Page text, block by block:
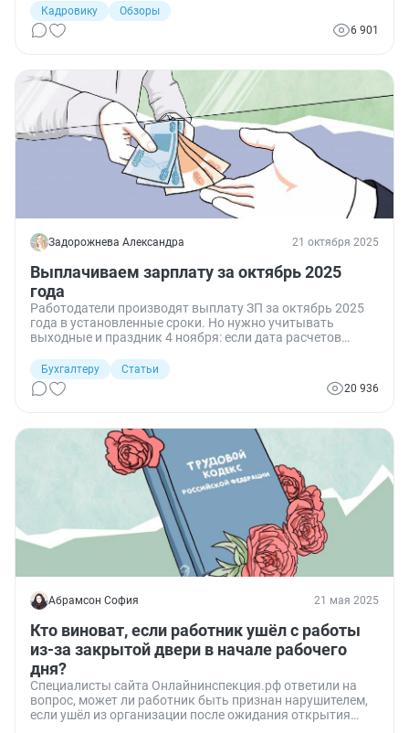
Кадровику
Обзоры
6 901
Задорожнева Александра 21 октября 2025
Выплачиваем зарплату за октябрь 2025
года
Работодатели производят выплату ЗП за октябрь 2025
года в установленные сроки. Но нужно учитывать
выходные и праздник 4 ноября: если дата расчетов
работникам заранее.
Бухгалтеру
Статьи
20 936
Абрамсон София 21 мая 2025
Кто виноват, если работник ушёл с работы
из-за закрытой двери в начале рабочего
дня?
Специалисты сайта Онлайнинспекция.рф ответили на
вопрос, может ли работник быть признан нарушителем,
если ушёл из организации после ожидания открытия